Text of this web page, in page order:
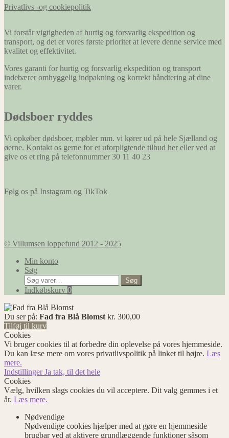
Privatlivs -og cookiepolitik
Vi forstår vigtigheden af hurtig og forsvarlig ekspedition og
transport, og det er vores første prioritet at levere denne service med
kvalitet og effektivitet.
Vores garanti for hurtig og forsvarlig ekspedition og transport
indebærer omhyggelig indpakning og korrekt håndtering af dine
varer.
Dødsboer ryddes
Vi opkøber dødsboer, møbler mm. vi kører ud på hele Sjælland og
øerne. Kontakt os gerne for et uforpligtende tilbud her eller ved at
give os et ring på telefonnummer 30 11 40 23
Følg os på Instagram og TikTok
© Villumsen loppefund 2012 - 2025
Min konto
Søg
Søg
efter:
Søg
Indkøbskurv 0
Du ser på: Fad fra Blå Blomst kr. 300,00
Tilføj til kurv
Cookies
Vi bruger cookies til at forbedre din oplevelse på vores hjemmeside.
Du kan læse mere om vores privatlivspolitik på linket til højre. Læs
mere.
IndstillingerJa tak, til det hele
Cookies
Vælg, hvilken slags cookies du vil acceptere. Dit valg gemmes i et
år. Læs mere.
Nødvendige
Nødvendige cookies hjælper med at gøre en hjemmeside
brugbar ved at aktivere grundlæggende funktioner såsom